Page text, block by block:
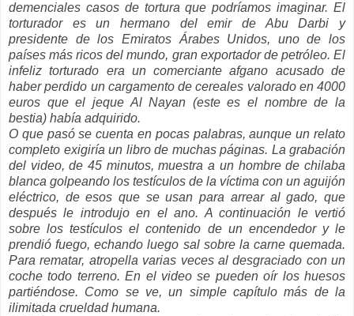
demenciales casos de tortura que podríamos imaginar. El
torturador es un hermano del emir de Abu Darbi y
presidente de los Emiratos Árabes Unidos, uno de los
países más ricos del mundo, gran exportador de petróleo. El
infeliz torturado era un comerciante afgano acusado de
haber perdido un cargamento de cereales valorado en 4000
euros que el jeque Al Nayan (este es el nombre de la
bestia) había adquirido.
O que pasó se cuenta en pocas palabras, aunque un relato
completo exigiría un libro de muchas páginas. La grabación
del video, de 45 minutos, muestra a un hombre de chilaba
blanca golpeando los testículos de la víctima con un aguijón
eléctrico, de esos que se usan para arrear al gado, que
después le introdujo en el ano. A continuación le vertió
sobre los testículos el contenido de un encendedor y le
prendió fuego, echando luego sal sobre la carne quemada.
Para rematar, atropella varias veces al desgraciado con un
coche todo terreno. En el video se pueden oír los huesos
partiéndose. Como se ve, un simple capítulo más de la
ilimitada crueldad humana.